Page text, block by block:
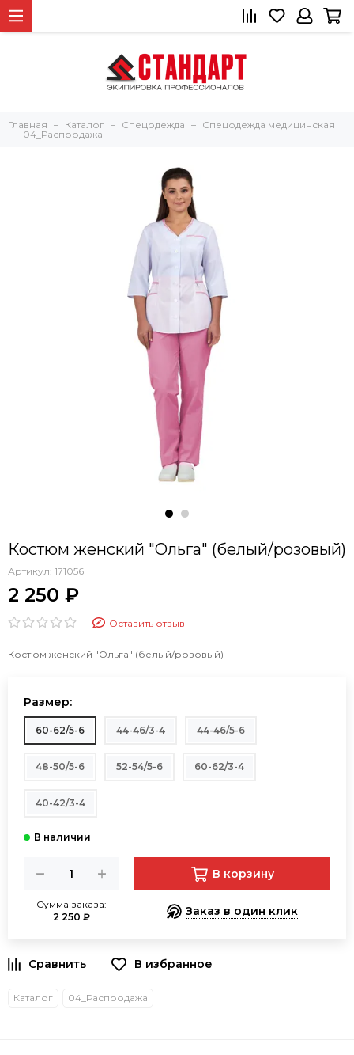
Главная Каталог Спецодежда
Спецодежда медицинская
04_Распродажа
Костюм женский "Ольга" (белый/розовый)
Артикул: 171056
2 250 ₽
Оставить отзыв
Костюм женский "Ольга" (белый/розовый)
Размер:
60-62/5-6 44-46/3-4 44-46/5-6
48-50/5-6 52-54/5-6 60-62/3-4
40-42/3-4
Сумма заказа:
2 250 ₽
В корзину
Заказ в один клик
В избранное
Каталог 04_Распродажа